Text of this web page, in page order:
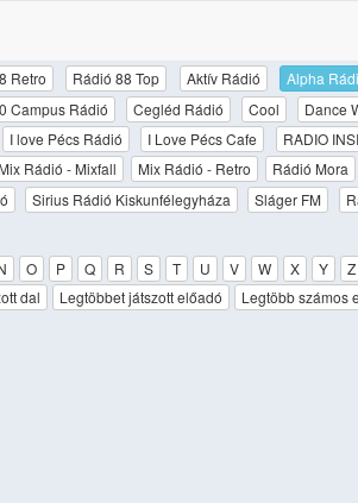
Retro Rádió 88 Top Aktív Rádió Alpha
Campus Rádió Cegléd Rádió Cool Dance
I love Pécs Rádió I Love Pécs Cafe RADIO
Mix Rádió - Mixfall Mix Rádió - Retro Rádió Mora
Sirius Rádió Kiskunfélegyháza Sláger FM
O P Q R S T U V W X Y Z
dal Legtöbbet játszott előadó Legtöbb számos